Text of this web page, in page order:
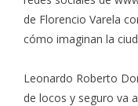
de Florencio Varela
cómo imaginan la
Leonardo Roberto
de locos y seguro va